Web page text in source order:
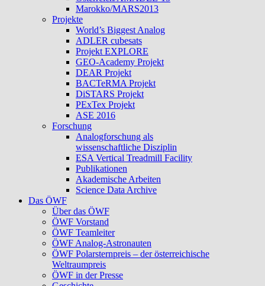
Marokko/MARS2013
Projekte
World’s Biggest Analog
ADLER cubesats
Projekt EXPLORE
GEO-Academy Projekt
DEAR Projekt
BACTeRMA Projekt
DiSTARS Projekt
PExTex Projekt
ASE 2016
Forschung
Analogforschung als
wissenschaftliche Disziplin
ESA Vertical Treadmill Facility
Publikationen
Akademische Arbeiten
Science Data Archive
Das ÖWF
Über das ÖWF
ÖWF Vorstand
ÖWF Teamleiter
ÖWF Analog-Astronauten
ÖWF Polarsternpreis – der österreichische
Weltraumpreis
ÖWF in der Presse